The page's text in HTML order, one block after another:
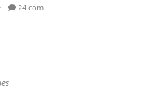
24 com